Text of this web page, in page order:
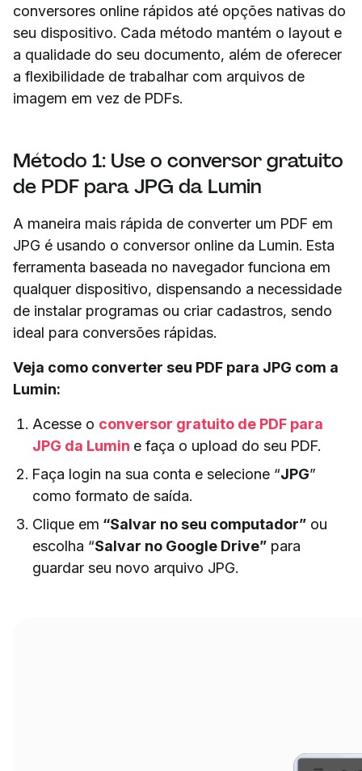
conversores online rápidos até opções nativas do
seu dispositivo. Cada método mantém o layout e
a qualidade do seu documento, além de oferecer
a flexibilidade de trabalhar com arquivos de
imagem em vez de PDFs.
Método 1: Use o conversor gratuito
de PDF para JPG da Lumin
A maneira mais rápida de converter um PDF em
JPG é usando o conversor online da Lumin. Esta
ferramenta baseada no navegador funciona em
qualquer dispositivo, dispensando a necessidade
de instalar programas ou criar cadastros, sendo
ideal para conversões rápidas.
Veja como converter seu PDF para JPG com a
Lumin:
Acesse o conversor gratuito de PDF para
JPG da Lumin e faça o upload do seu PDF.
Faça login na sua conta e selecione “JPG”
como formato de saída.
Clique em “Salvar no seu computador” ou
escolha “Salvar no Google Drive” para
guardar seu novo arquivo JPG.